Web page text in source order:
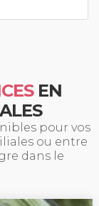
EN
pour vos
ou entre
dans le